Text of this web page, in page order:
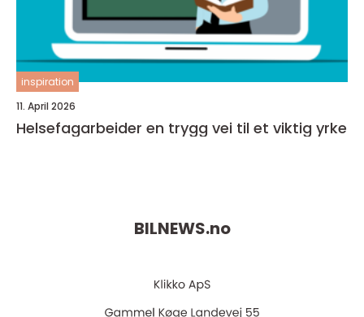
inspiration
11. April 2026
Helsefagarbeider en trygg vei til et viktig yrke
BILNEWS.no